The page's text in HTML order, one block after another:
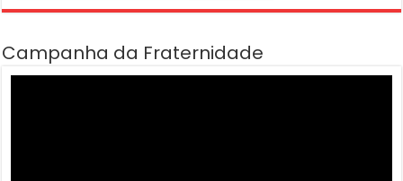
Campanha da Fraternidade